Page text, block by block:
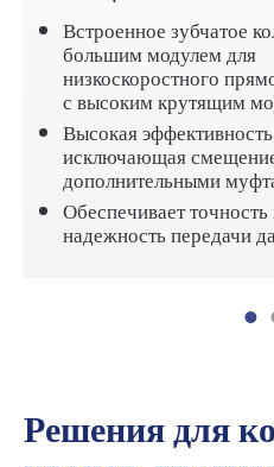
Встроенное зубчатое
большим модулем для
низкоскоростного
с высоким крутящим
Высокая
исключающая
дополнительными
Обеспечивает
надежность передачи
Решения для